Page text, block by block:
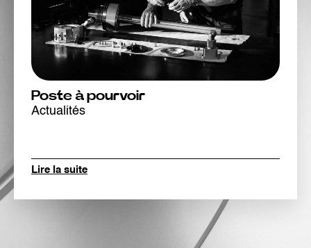
Poste à pourvoir
Actualités
Lire la suite